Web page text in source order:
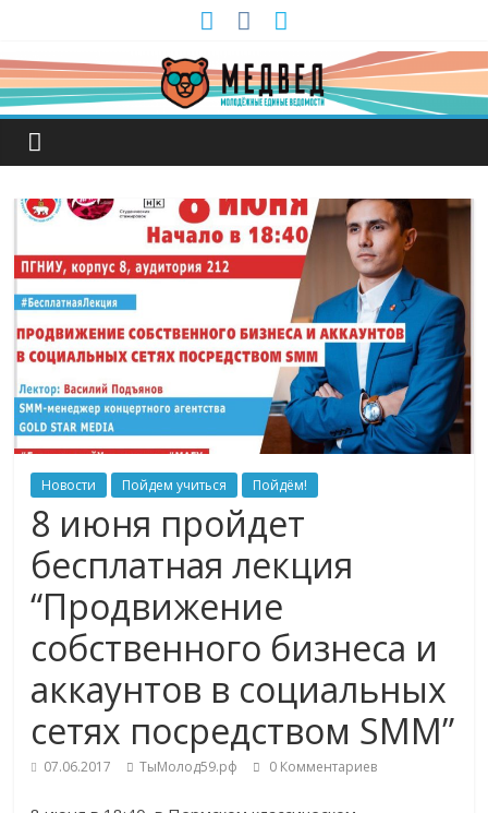
Новости Пойдем учиться Пойдём!
8 июня пройдет
бесплатная лекция
“Продвижение
собственного бизнеса и
аккаунтов в социальных
сетях посредством SMM”
07.06.2017 ТыМолод59.рф 0 Комментариев